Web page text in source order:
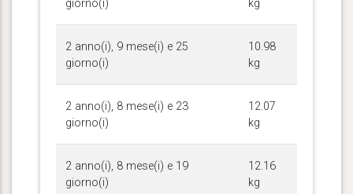
giorno(i)
kg
2 anno(i), 9 mese(i) e 25
giorno(i)
10.98
kg
2 anno(i), 8 mese(i) e 23
giorno(i)
12.07
kg
2 anno(i), 8 mese(i) e 19
giorno(i)
12.16
kg